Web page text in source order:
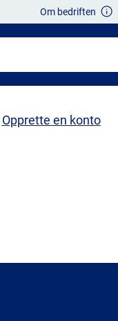
Om bedriften
Opprette en konto